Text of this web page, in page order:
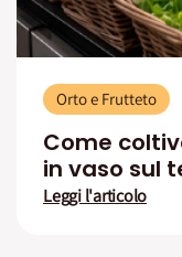
Orto e Frutteto
Come
in vaso sul
Leggi l'articolo